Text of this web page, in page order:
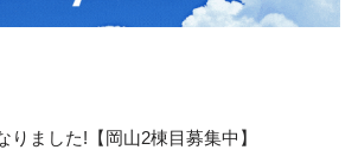
りました!【岡山2棟目募集中】